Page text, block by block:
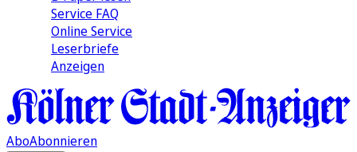
Service FAQ
Online Service
Leserbriefe
Anzeigen
AboAbonnieren